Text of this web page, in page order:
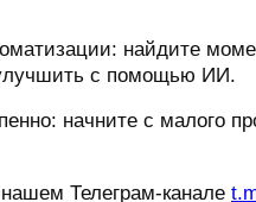
найдите
с помощью ИИ.
начните с малого
Телеграм-канале